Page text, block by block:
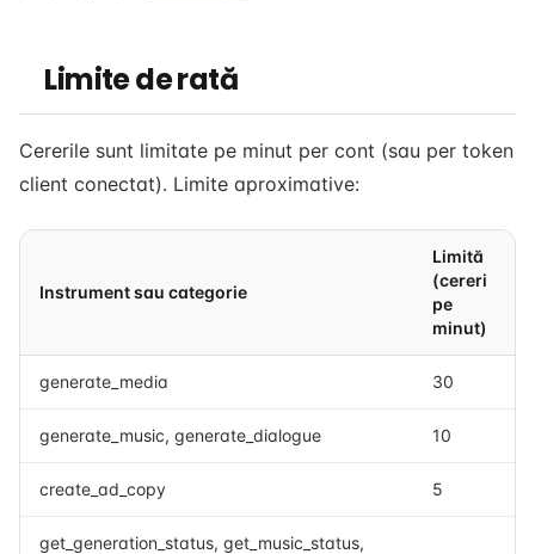
Limite de rată
Cererile sunt limitate pe minut per cont (sau per token
client conectat). Limite aproximative:
Instrument sau categorie
Limită
(cereri
pe
minut)
generate_media 30
generate_music, generate_dialogue 10
create_ad_copy 5
get_generation_status, get_music_status,